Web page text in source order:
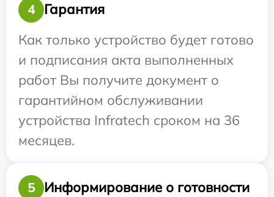
4
Гарантия
Как только устройство будет готово
и подписания акта выполненных
работ Вы получите документ о
гарантийном обслуживании
устройства Infratech сроком на 36
месяцев.
5
Информирование о готовности